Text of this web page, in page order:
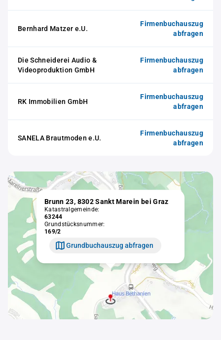
Bernhard Matzer e.U.
Firmenbuchauszug
abfragen
Die Schneiderei Audio &
Videoproduktion GmbH
Firmenbuchauszug
abfragen
RK Immobilien GmbH
Firmenbuchauszug
abfragen
SANELA Brautmoden e.U.
Firmenbuchauszug
abfragen
Brunn 23, 8302 Sankt Marein bei Graz
Katastralgemeinde:
63244
Grundstücksnummer:
169/2
Grundbuchauszug abfragen